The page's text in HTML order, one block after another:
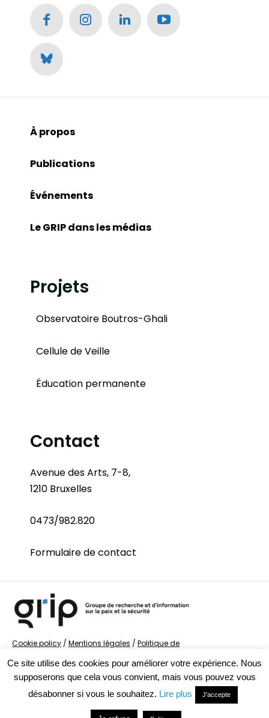
À propos
Publications
Événements
Le GRIP dans les médias
Projets
Observatoire Boutros-Ghali
Cellule de Veille
Éducation permanente
Contact
Avenue des Arts, 7-8,
1210 Bruxelles
0473/982.820
Formulaire de contact
Cookie policy / Mentions légales / Politique de
la Sécurité
Ce site utilise des cookies pour améliorer votre expérience. Nous
supposerons que cela vous convient, mais vous pouvez vous
désabonner si vous le souhaitez. Lire plus J'accepte